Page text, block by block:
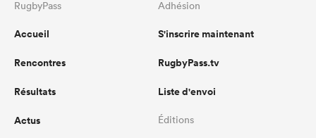
RugbyPass
Accueil
Rencontres
Résultats
Actus
Adhésion
S'inscrire maintenant
RugbyPass.tv
Liste d'envoi
Éditions